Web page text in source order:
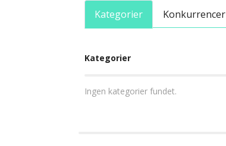
Kategorier Konkurrencer
Kategorier
Ingen kategorier fundet.